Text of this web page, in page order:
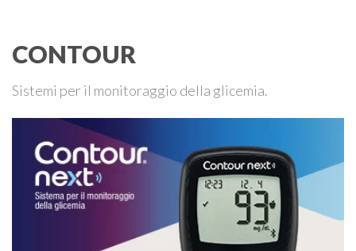
CONTOUR
Sistemi per il monitoraggio della glicemia.